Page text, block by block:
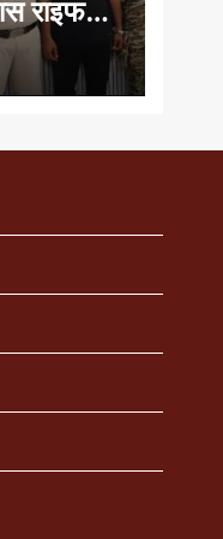
राइफल,
जब्त